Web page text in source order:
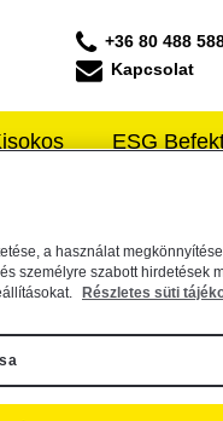
+36 80 488
Kapcsolat
ESG
a használat
személyre szabott hirdetések
Részletes süti